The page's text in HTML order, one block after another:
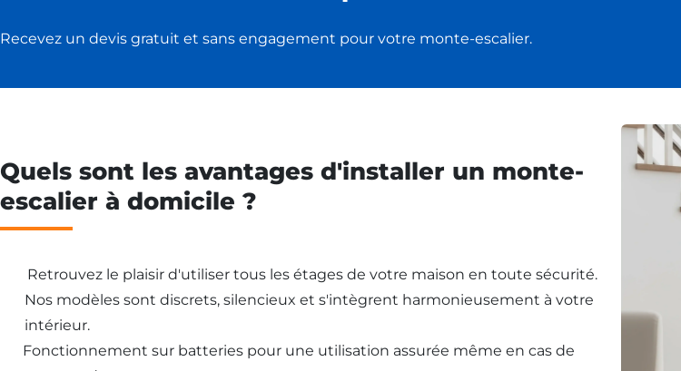
Recevez un devis gratuit et sans engagement pour votre monte-escalier.
Quels sont les avantages d'installer un monte-
escalier à domicile ?
Retrouvez le plaisir d'utiliser tous les étages de votre maison en toute sécurité.
Nos modèles sont discrets, silencieux et s'intègrent harmonieusement à votre
intérieur.
Fonctionnement sur batteries pour une utilisation assurée même en cas de